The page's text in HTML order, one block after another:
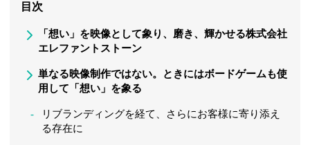
目次
「想い」を映像として象り、磨き、輝かせる株式会社
エレファントストーン
単なる映像制作ではない。ときにはボードゲームも使
用して「想い」を象る
リブランディングを経て、さらにお客様に寄り添え
る存在に